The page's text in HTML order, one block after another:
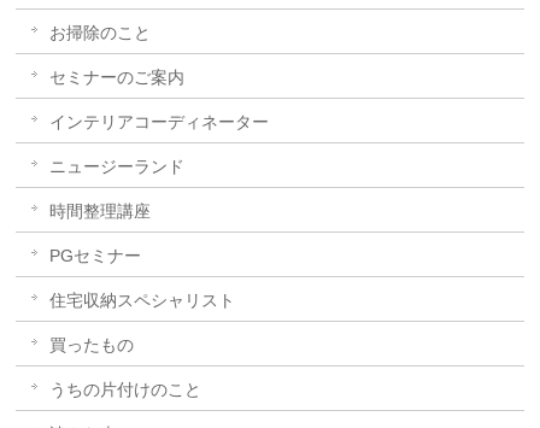
お掃除のこと
セミナーのご案内
インテリアコーディネーター
ニュージーランド
時間整理講座
PGセミナー
住宅収納スペシャリスト
買ったもの
うちの片付けのこと